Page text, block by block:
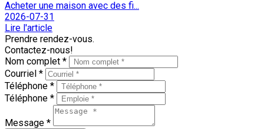
Acheter une maison avec des fi...
2026-07-31
Lire l'article
Prendre rendez-vous.
Contactez-nous!
Nom complet *
Courriel *
Téléphone *
Téléphone *
Message *